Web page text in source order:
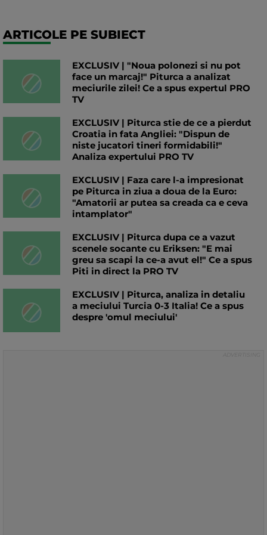
ARTICOLE PE SUBIECT
EXCLUSIV | "Noua polonezi si nu pot
face un marcaj!" Piturca a analizat
meciurile zilei! Ce a spus expertul PRO
TV
EXCLUSIV | Piturca stie de ce a pierdut
Croatia in fata Angliei: "Dispun de
niste jucatori tineri formidabili!"
Analiza expertului PRO TV
EXCLUSIV | Faza care l-a impresionat
pe Piturca in ziua a doua de la Euro:
"Amatorii ar putea sa creada ca e ceva
intamplator"
EXCLUSIV | Piturca dupa ce a vazut
scenele socante cu Eriksen: "E mai
greu sa scapi la ce-a avut el!" Ce a spus
Piti in direct la PRO TV
EXCLUSIV | Piturca, analiza in detaliu
a meciului Turcia 0-3 Italia! Ce a spus
despre 'omul meciului'